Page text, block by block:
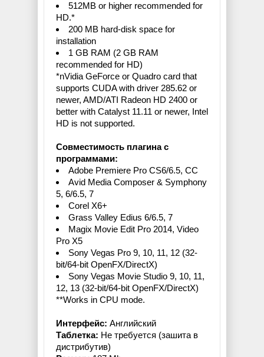
512MB or higher recommended for
HD.*
200 MB hard-disk space for
installation
1 GB RAM (2 GB RAM
recommended for HD)
*nVidia GeForce or Quadro card that
supports CUDA with driver 285.62 or
newer, AMD/ATI Radeon HD 2400 or
better with Catalyst 11.11 or newer, Intel
HD is not supported.
Совместимость плагина с
программами:
Adobe Premiere Pro CS6/6.5, CC
Avid Media Composer & Symphony
5, 6/6.5, 7
Corel X6+
Grass Valley Edius 6/6.5, 7
Magix Movie Edit Pro 2014, Video
Pro X5
Sony Vegas Pro 9, 10, 11, 12 (32-
bit/64-bit OpenFX/DirectX)
Sony Vegas Movie Studio 9, 10, 11,
12, 13 (32-bit/64-bit OpenFX/DirectX)
**Works in CPU mode.
Интерфейс: Английский
Таблетка: Не требуется (зашита в
дистрибутив)